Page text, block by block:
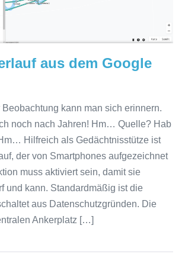
aus dem Google
kann man sich erinnern.
noch nach Jahren! Hm… Quelle? Hab
Hilfreich als Gedächtnisstütze ist
der von Smartphones aufgezeichnet
muss aktiviert sein, damit sie
und kann. Standardmäßig ist die
aus Datenschutzgründen. Die
Ankerplatz […]